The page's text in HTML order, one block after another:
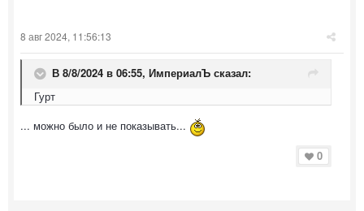
8 авг 2024, 11:56:13
В 8/8/2024 в 06:55, ИмпериалЪ сказал:
Гурт
... можно было и не показывать...
0